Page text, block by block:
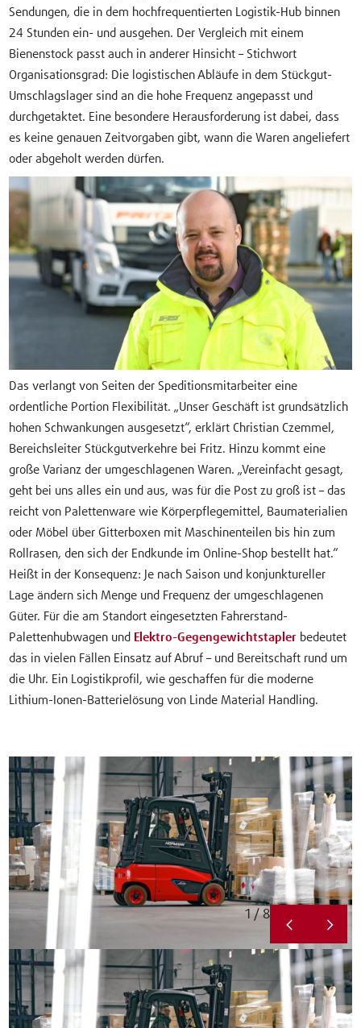
Sendungen, die in dem hochfrequentierten Logistik-Hub binnen
24 Stunden ein- und ausgehen. Der Vergleich mit einem
Bienenstock passt auch in anderer Hinsicht – Stichwort
Organisationsgrad: Die logistischen Abläufe in dem Stückgut-
Umschlagslager sind an die hohe Frequenz angepasst und
durchgetaktet. Eine besondere Herausforderung ist dabei, dass
es keine genauen Zeitvorgaben gibt, wann die Waren angeliefert
oder abgeholt werden dürfen.
Das verlangt von Seiten der Speditionsmitarbeiter eine
ordentliche Portion Flexibilität. „Unser Geschäft ist grundsätzlich
hohen Schwankungen ausgesetzt“, erklärt Christian Czemmel,
Bereichsleiter Stückgutverkehre bei Fritz. Hinzu kommt eine
große Varianz der umgeschlagenen Waren. „Vereinfacht gesagt,
geht bei uns alles ein und aus, was für die Post zu groß ist – das
reicht von Palettenware wie Körperpflegemittel, Baumaterialien
oder Möbel über Gitterboxen mit Maschinenteilen bis hin zum
Rollrasen, den sich der Endkunde im Online-Shop bestellt hat.“
Heißt in der Konsequenz: Je nach Saison und konjunktureller
Lage ändern sich Menge und Frequenz der umgeschlagenen
Güter. Für die am Standort eingesetzten Fahrerstand-
Palettenhubwagen und Elektro-Gegengewichtstapler bedeutet
das in vielen Fällen Einsatz auf Abruf – und Bereitschaft rund um
die Uhr. Ein Logistikprofil, wie geschaffen für die moderne
Lithium-Ionen-Batterielösung von Linde Material Handling.
1 / 8